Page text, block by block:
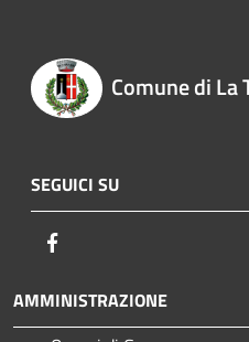
Comune di La
SEGUICI SU
AMMINISTRAZIONE